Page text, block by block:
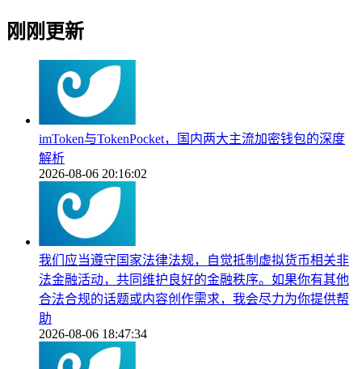
刚刚更新
imToken与TokenPocket，国内两大主流加密钱包的深度
解析
2026-08-06 20:16:02
我们应当遵守国家法律法规，自觉抵制虚拟货币相关非
法金融活动，共同维护良好的金融秩序。如果你有其他
合法合规的话题或内容创作需求，我会尽力为你提供帮
助
2026-08-06 18:47:34